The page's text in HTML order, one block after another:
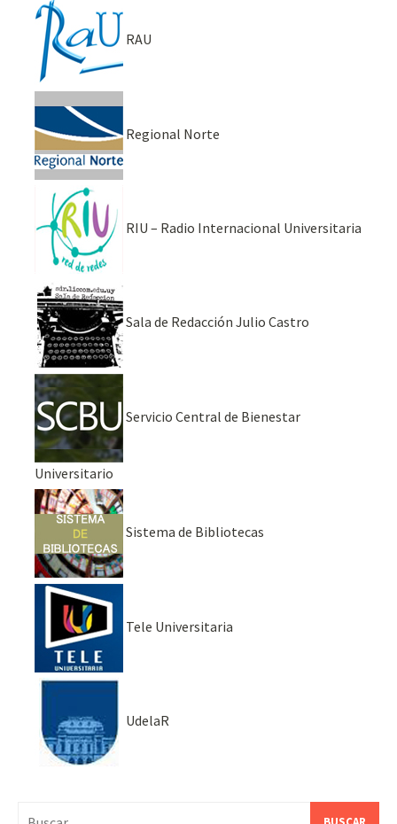
RAU
Regional Norte
RIU – Radio Internacional Universitaria
Sala de Redacción Julio Castro
Servicio Central de Bienestar
Universitario
Sistema de Bibliotecas
Tele Universitaria
UdelaR